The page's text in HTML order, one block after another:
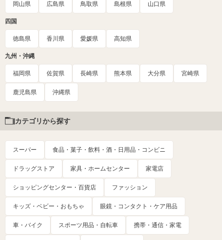
岡山県 広島県 鳥取県 島根県 山口県
四国
徳島県 香川県 愛媛県 高知県
九州・沖縄
福岡県 佐賀県 長崎県 熊本県 大分県 宮崎県
鹿児島県 沖縄県
カテゴリから探す
スーパー 食品・菓子・飲料・酒・日用品・コンビニ
ドラッグストア 家具・ホームセンター 家電店
ショッピングセンター・百貨店 ファッション
キッズ・ベビー・おもちゃ 眼鏡・コンタクト・ケア用品
車・バイク スポーツ用品・自転車 携帯・通信・家電